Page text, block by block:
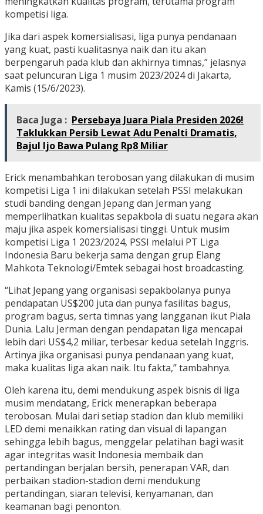
kompetisi liga.
Jika dari aspek komersialisasi, liga punya pendanaan
yang kuat, pasti kualitasnya naik dan itu akan
berpengaruh pada klub dan akhirnya timnas,” jelasnya
saat peluncuran Liga 1 musim 2023/2024 di Jakarta,
Kamis (15/6/2023).
Baca Juga : Persebaya Juara Piala Presiden 2026!
Taklukkan Persib Lewat Adu Penalti Dramatis,
Bajul Ijo Bawa Pulang Rp8 Miliar
Erick menambahkan terobosan yang dilakukan di musim
kompetisi Liga 1 ini dilakukan setelah PSSI melakukan
studi banding dengan Jepang dan Jerman yang
memperlihatkan kualitas sepakbola di suatu negara akan
maju jika aspek komersialisasi tinggi. Untuk musim
kompetisi Liga 1 2023/2024, PSSI melalui PT Liga
Indonesia Baru bekerja sama dengan grup Elang
Mahkota Teknologi/Emtek sebagai host broadcasting.
“Lihat Jepang yang organisasi sepakbolanya punya
pendapatan US$200 juta dan punya fasilitas bagus,
program bagus, serta timnas yang langganan ikut Piala
Dunia. Lalu Jerman dengan pendapatan liga mencapai
lebih dari US$4,2 miliar, terbesar kedua setelah Inggris.
Artinya jika organisasi punya pendanaan yang kuat,
maka kualitas liga akan naik. Itu fakta,” tambahnya.
Oleh karena itu, demi mendukung aspek bisnis di liga
musim mendatang, Erick menerapkan beberapa
terobosan. Mulai dari setiap stadion dan klub memiliki
LED demi menaikkan rating dan visual di lapangan
sehingga lebih bagus, menggelar pelatihan bagi wasit
agar integritas wasit Indonesia membaik dan
pertandingan berjalan bersih, penerapan VAR, dan
perbaikan stadion-stadion demi mendukung
pertandingan, siaran televisi, kenyamanan, dan
keamanan bagi penonton.